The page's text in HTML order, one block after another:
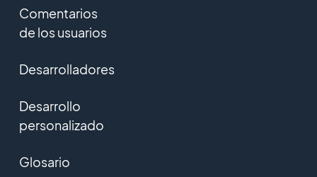
Comentarios
de los usuarios
Desarrolladores
Desarrollo
personalizado
Glosario